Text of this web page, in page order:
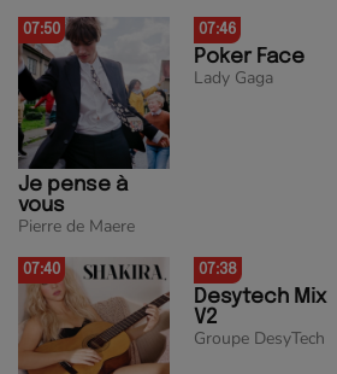
07:50
Je pense à
vous
Pierre de Maere
07:46
Poker Face
Lady Gaga
07:40 07:38
Desytech Mix
V2
Groupe DesyTech